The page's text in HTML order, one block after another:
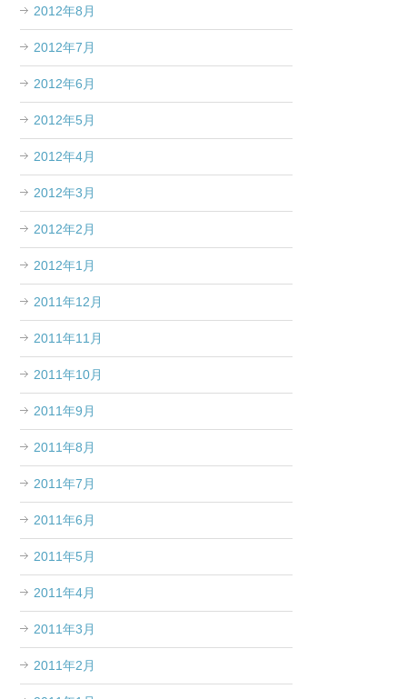
2012年8月
2012年7月
2012年6月
2012年5月
2012年4月
2012年3月
2012年2月
2012年1月
2011年12月
2011年11月
2011年10月
2011年9月
2011年8月
2011年7月
2011年6月
2011年5月
2011年4月
2011年3月
2011年2月